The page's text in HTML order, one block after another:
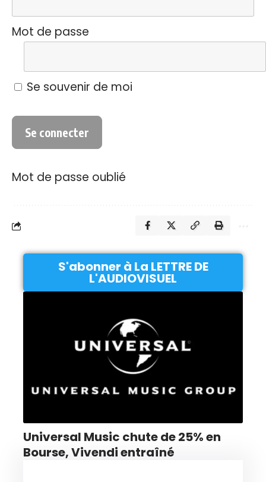
Mot de passe
Se souvenir de moi
Mot de passe oublié
S'abonner à La LETTRE DE
L'AUDIOVISUEL
Universal Music chute de 25% en
Bourse, Vivendi entraîné